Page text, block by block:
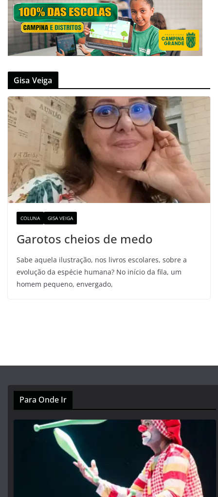
Gisa Veiga
COLUNA GISA VEIGA
Garotos cheios de medo
Sabe aquela ilustração, nos livros escolares, sobre a
evolução da espécie humana? No início da fila, um
homem pequeno, envergado,
Para Onde Ir